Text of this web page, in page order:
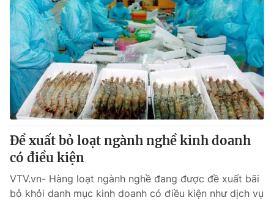
Theo dõi báo trên
Cơ quan chủ quản:Đài Truyền hình Việt Nam
Cơ quan báo chí:Thời báo VTV
Giấy phép hoạt động báo in và báo điện tử số 483/GP-BTTTT
cấp ngày 29/12/2023
Tổng Biên tập:Vũ Thanh Thủy
Phó Tổng Biên tập:Nguyễn Thị Mỹ Hạnh, Phạm Quốc Thắng,
Nguyễn Trọng Ninh
Tổng đài VTV:
024.38 355 931 - 024.38 355 932
Ðiện thoại Thời báo VTV:024.66 897 897
Đề xuất bỏ loạt ngành nghề kinh doanh
có điều kiện
VTV.vn- Hàng loạt ngành nghề đang được đề xuất bãi
bỏ khỏi danh mục kinh doanh có điều kiện như dịch vụ